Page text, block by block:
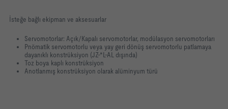
İsteğe bağlı ekipman ve aksesuarlar
Servomotorlar: Açık/Kapalı servomotorlar, modülasyon servomotorları
Pnömatik servomotorlu veya yay geri dönüş servomotorlu patlamaya
dayanıklı konstrüksiyon (JZ-*L-AL dışında)
Toz boya kaplı konstrüksiyon
Anotlanmış konstrüksiyon olarak alüminyum türü